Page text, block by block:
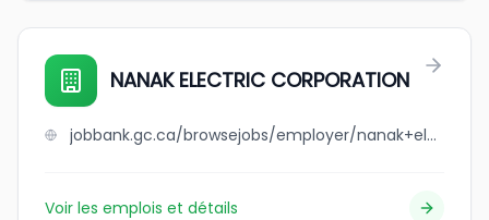
NANAK ELECTRIC CORPORATION
jobbank.gc.ca/browsejobs/employer/nanak+electric+corporation/ca
Voir les emplois et détails